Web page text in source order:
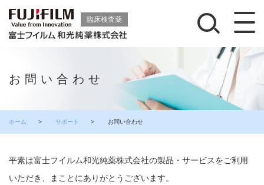
臨床検査薬
お問い合わせ
ホーム > サポート > お問い合わせ
平素は富士フイルム和光純薬株式会社の製品・サービスをご利用
いただき、まことにありがとうございます。